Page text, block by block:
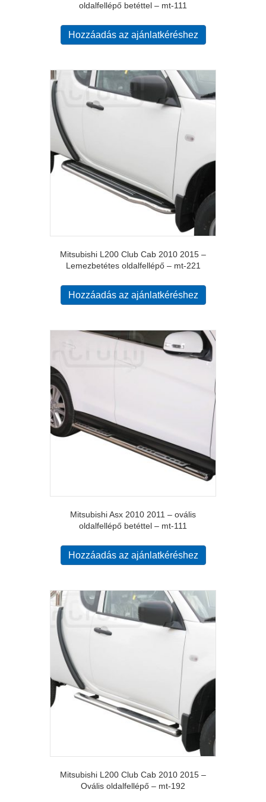
oldalfellépő betéttel – mt-111
Hozzáadás az ajánlatkéréshez
Mitsubishi L200 Club Cab 2010 2015 –
Lemezbetétes oldalfellépő – mt-221
Hozzáadás az ajánlatkéréshez
Mitsubishi Asx 2010 2011 – ovális
oldalfellépő betéttel – mt-111
Hozzáadás az ajánlatkéréshez
Mitsubishi L200 Club Cab 2010 2015 –
Ovális oldalfellépő – mt-192